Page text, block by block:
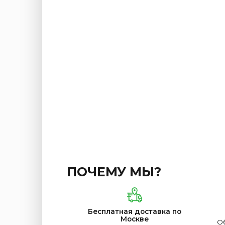
ПОЧЕМУ МЫ?
Бесплатная доставка по
Москве